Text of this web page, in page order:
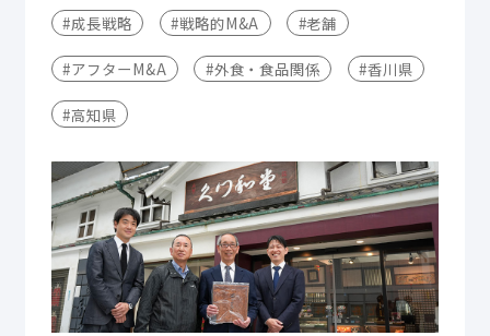
#成長戦略 #戦略的M&A #老舗
#アフターM&A #外食・食品関係 #香川県
#高知県